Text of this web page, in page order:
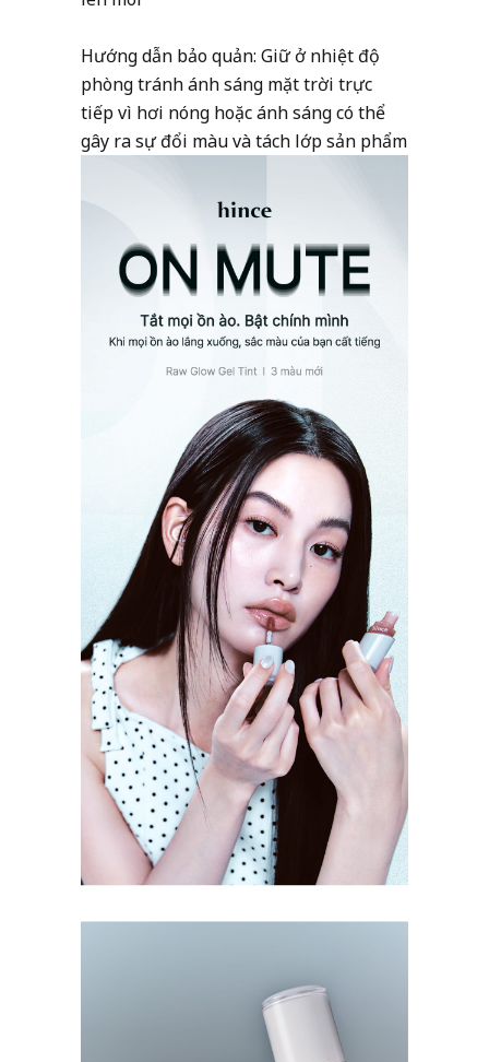
Hướng dẫn bảo quản: Giữ ở nhiệt độ
phòng tránh ánh sáng mặt trời trực
tiếp vì hơi nóng hoặc ánh sáng có thể
gây ra sự đổi màu và tách lớp sản phẩm